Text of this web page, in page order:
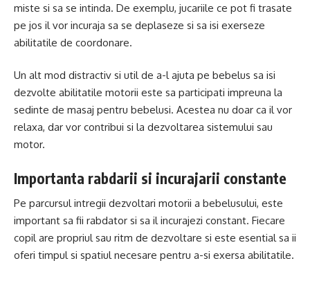
miste si sa se intinda. De exemplu, jucariile ce pot fi trasate
pe jos il vor incuraja sa se deplaseze si sa isi exerseze
abilitatile de coordonare.
Un alt mod distractiv si util de a-l ajuta pe bebelus sa isi
dezvolte abilitatile motorii este sa participati impreuna la
sedinte de masaj pentru bebelusi. Acestea nu doar ca il vor
relaxa, dar vor contribui si la dezvoltarea sistemului sau
motor.
Importanta rabdarii si incurajarii constante
Pe parcursul intregii dezvoltari motorii a bebelusului, este
important sa fii rabdator si sa il incurajezi constant. Fiecare
copil are propriul sau ritm de dezvoltare si este esential sa ii
oferi timpul si spatiul necesare pentru a-si exersa abilitatile.